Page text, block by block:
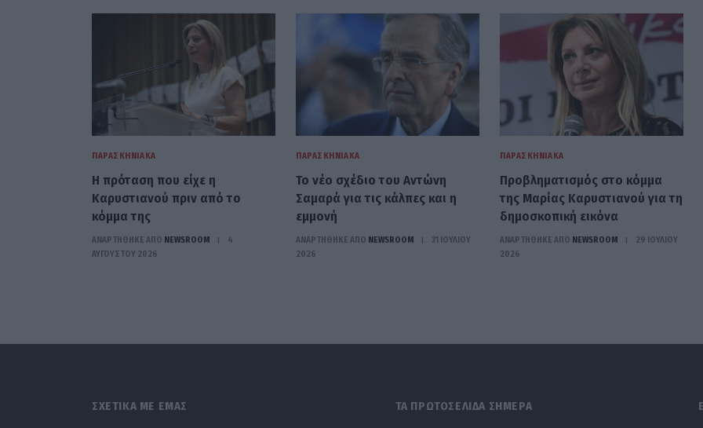
ΠΑΡΑΣΚΗΝΙΑΚΆ
Η πρόταση που είχε η
Καρυστιανού πριν από το
κόμμα της
ΑΝΑΡΤΗΘΗΚΕ ΑΠΟ NEWSROOM
4
ΑΥΓΟΎΣΤΟΥ 2026
ΠΑΡΑΣΚΗΝΙΑΚΆ
Το νέο σχέδιο του Αντώνη
Σαμαρά για τις κάλπες και η
εμμονή
ΑΝΑΡΤΗΘΗΚΕ ΑΠΟ NEWSROOM
31 ΙΟΥΛΊΟΥ
2026
ΠΑΡΑΣΚΗΝΙΑΚΆ
Προβληματισμός στο κόμμα
της Μαρίας Καρυστιανού για τη
δημοσκοπική εικόνα
ΑΝΑΡΤΗΘΗΚΕ ΑΠΟ NEWSROOM
29 ΙΟΥΛΊΟΥ
2026
ΣΧΕΤΙΚΑ ΜΕ ΕΜΑΣ ΤΑ ΠΡΩΤΟΣΕΛΙΔΑ ΣΗΜΕΡΑ